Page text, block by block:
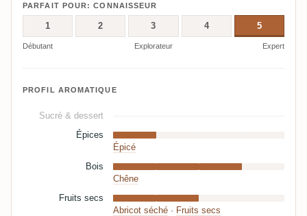
PARFAIT POUR: CONNAISSEUR
1 2 3 4 5
Débutant Explorateur Expert
PROFIL AROMATIQUE
Sucré & dessert
Épices
Épicé
Bois
Chêne
Fruits secs
Abricot séché · Fruits secs